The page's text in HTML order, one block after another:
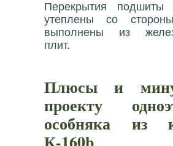
Перекрытия подшиты
утеплены со
выполнены из
плит.
Плюсы и
проекту
особняка из